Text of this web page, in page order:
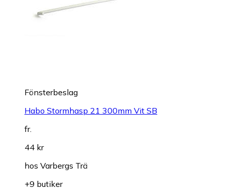
Fönsterbeslag
Habo Stormhasp 21 300mm Vit SB
fr.
44 kr
hos Varbergs Trä
+9 butiker